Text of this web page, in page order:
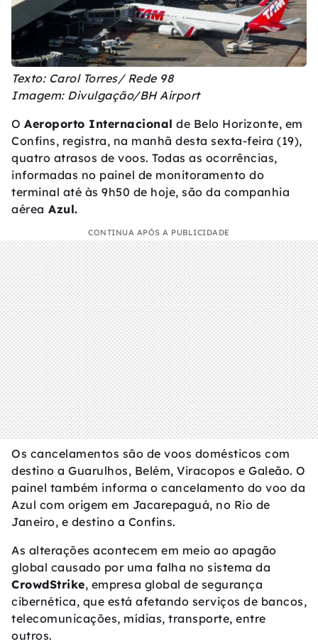
Texto: Carol Torres/ Rede 98
Imagem: Divulgação/BH Airport
O Aeroporto Internacional de Belo Horizonte, em
Confins, registra, na manhã desta sexta-feira (19),
quatro atrasos de voos. Todas as ocorrências,
informadas no painel de monitoramento do
terminal até às 9h50 de hoje, são da companhia
aérea Azul.
CONTINUA APÓS A PUBLICIDADE
Os cancelamentos são de voos domésticos com
destino a Guarulhos, Belém, Viracopos e Galeão. O
painel também informa o cancelamento do voo da
Azul com origem em Jacarepaguá, no Rio de
Janeiro, e destino a Confins.
As alterações acontecem em meio ao apagão
global causado por uma falha no sistema da
CrowdStrike, empresa global de segurança
cibernética, que está afetando serviços de bancos,
telecomunicações, mídias, transporte, entre
outros.